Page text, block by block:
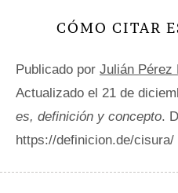
CÓMO CITAR
Publicado por Julián Pérez
Actualizado el 21 de
es, definición y concepto.
https://definicion.de/cisura/